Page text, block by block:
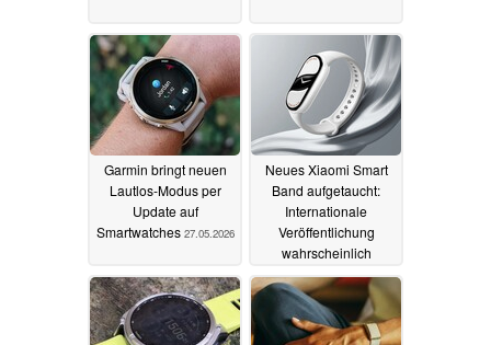
Garmin bringt neuen
Lautlos-Modus per
Update auf
Smartwatches 27.05.2026
Neues Xiaomi Smart
Band aufgetaucht:
Internationale
Veröffentlichung
wahrscheinlich
23.05.2026